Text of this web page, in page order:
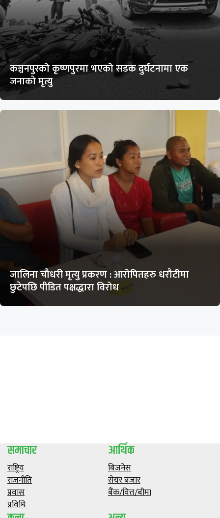
कञ्चनपुरको कृष्णपुरमा भएको सडक दुर्घटनामा एक
जनाको मृत्यु
जालिना चौधरी मृत्यु प्रकरण : आरोपितहरु धरौटीमा
छुटेपछि पीडित पक्षद्धारा विरोध
समाचार
राष्ट्रिय
राजनीति
प्रवास
प्रविधि
आर्थिक
बिजनेस
सेयर बजार
बैंक/वित्त/बीमा